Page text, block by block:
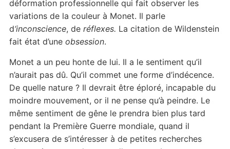
déformation professionnelle qui fait observer les
variations de la couleur à Monet. Il parle
d‘inconscience, de réflexes. La citation de Wildenstein
fait état d’une obsession.
Monet a un peu honte de lui. Il a le sentiment qu’il
n’aurait pas dû. Qu’il commet une forme d’indécence.
De quelle nature ? Il devrait être éploré, incapable du
moindre mouvement, or il ne pense qu’à peindre. Le
même sentiment de gêne le prendra bien plus tard
pendant la Première Guerre mondiale, quand il
s’excusera de s’intéresser à de petites recherches